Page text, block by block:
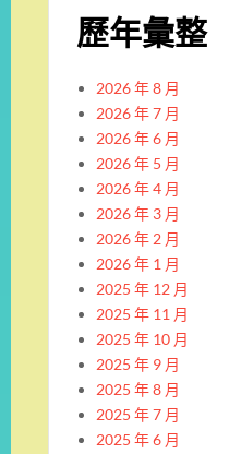
歷年彙整
2026 年 8 月
2026 年 7 月
2026 年 6 月
2026 年 5 月
2026 年 4 月
2026 年 3 月
2026 年 2 月
2026 年 1 月
2025 年 12 月
2025 年 11 月
2025 年 10 月
2025 年 9 月
2025 年 8 月
2025 年 7 月
2025 年 6 月